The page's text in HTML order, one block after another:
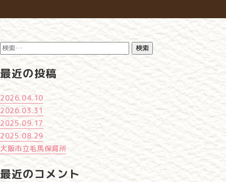
検
索:
最近の投稿
2026.04.10
2026.03.31
2025.09.17
2025.08.29
大阪市立毛馬保育所
最近のコメント